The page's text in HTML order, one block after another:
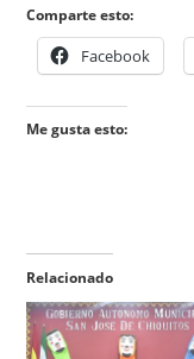
Comparte esto:
Facebook
Me gusta esto:
Relacionado